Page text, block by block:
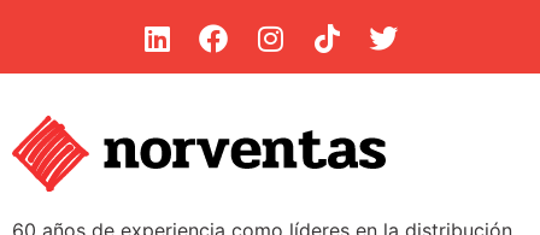
60 años de experiencia como líderes en la distribución